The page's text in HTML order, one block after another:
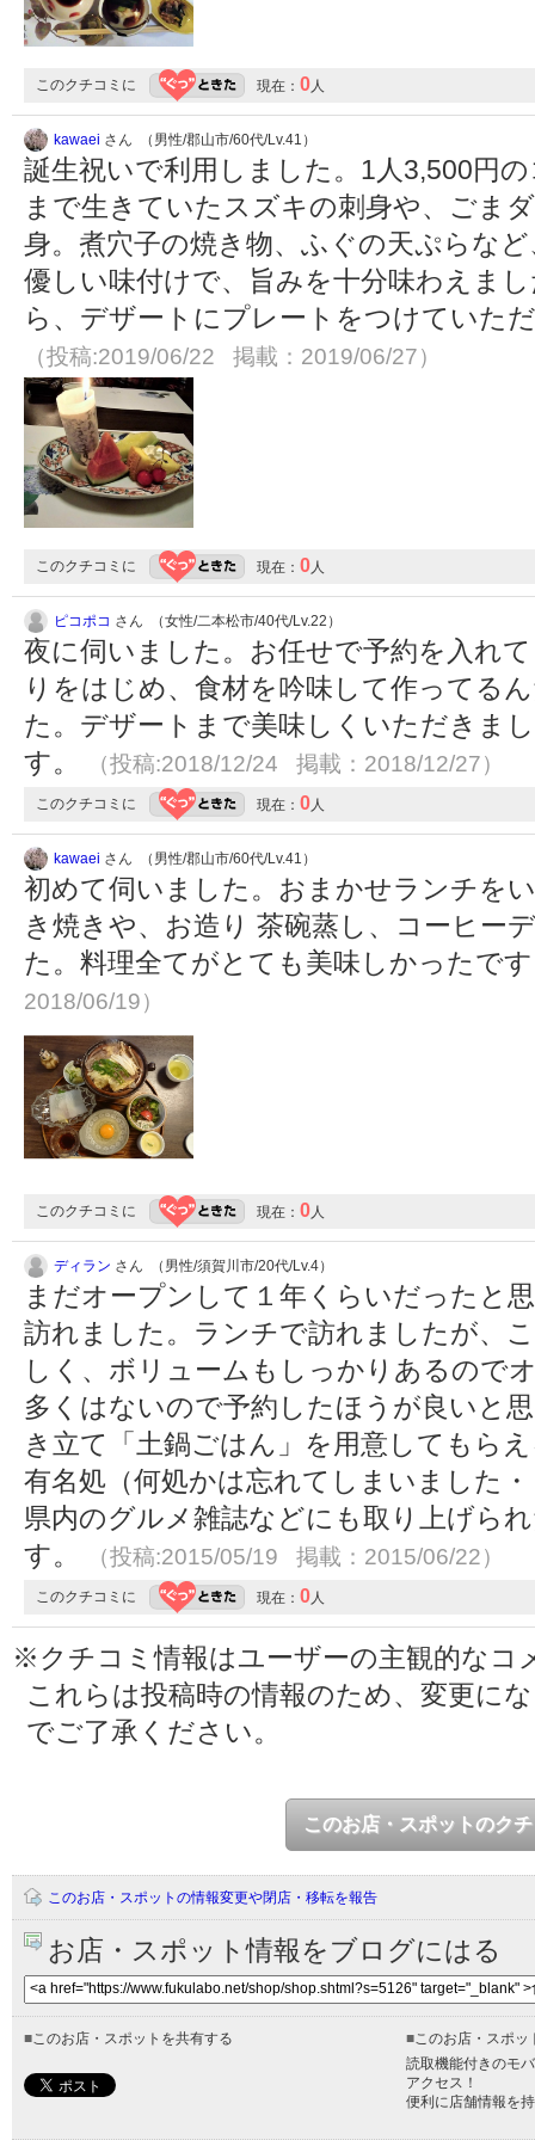
このクチコミに 現在： 0 人
kawaei さん （男性/郡山市/60代/Lv.41）
誕生祝いで利用しました。1人3,500円
まで生きていたスズキの刺身や、ごま
身。煮穴子の焼き物、ふぐの天ぷらな
優しい味付けで、旨みを十分味わえま
ら、デザートにプレートをつけていた
（投稿:2019/06/22 掲載：2019/06/27）
このクチコミに 現在： 0 人
ピコポコ さん （女性/二本松市/40代/Lv.22）
夜に伺いました。お任せで予約を入れ
りをはじめ、食材を吟味して作ってる
た。デザートまで美味しくいただきま
す。
（投稿:2018/12/24 掲載：2018/12/27）
このクチコミに 現在： 0 人
kawaei さん （男性/郡山市/60代/Lv.41）
初めて伺いました。おまかせランチを
き焼きや、お造り 茶碗蒸し、コーヒー
た。料理全てがとても美味しかったで
2018/06/19）
このクチコミに 現在： 0 人
ディラン さん （男性/須賀川市/20代/Lv.4）
まだオープンして１年くらいだったと
訪れました。ランチで訪れましたが、
しく、ボリュームもしっかりあるので
多くはないので予約したほうが良いと
き立て「土鍋ごはん」を用意してもら
有名処（何処かは忘れてしまいました
県内のグルメ雑誌などにも取り上げら
す。
（投稿:2015/05/19 掲載：2015/06/22）
このクチコミに 現在： 0 人
※クチコミ情報はユーザーの主観的なコ
これらは投稿時の情報のため、変更に
でご了承ください。
このお店・スポットのク
このお店・スポットの情報変更や閉店・移転を報告
お店・スポット情報をブログにはる
■ このお店・スポットを共有する ■ このお店・スポ
読取機能付きのモ
アクセス！
便利に店舗情報を